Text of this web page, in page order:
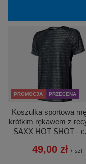
PROMOCJA PRZECENA
Koszulka sportowa
krótkim rękawem z
SAXX HOT SHOT -
49,00 zł / szt.